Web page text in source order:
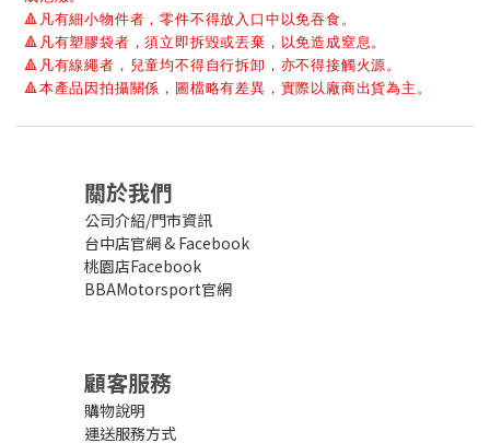
🔺 凡有細小物件者，零件不得放入口中以免吞食。
🔺 凡有塑膠袋者，須立即拆毀或丟棄，以免造成窒息。
🔺 凡有線繩者，兒童均不得自行拆卸，亦不得接觸火源。
🔺本產品因拍攝關係，圖檔略有差異，實際以廠商出貨為主。
關於我們
公司介紹/門市資訊
台中店官網& Facebook
桃園店Facebook
BBAMotorsport官網
顧客服務
購物說明
運送服務方式